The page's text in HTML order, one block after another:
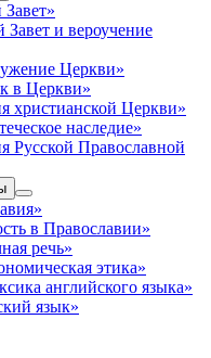
Завет и вероучение
Церкви»
в Церкви»
христианской Церкви»
наследие»
Русской Православной
в Православии»
речь»
этика»
английского языка»
язык»